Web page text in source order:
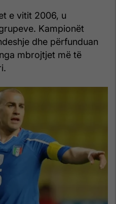
e vitit 2006, u
Kampionët
dhe përfunduan
mbrojtjet më të